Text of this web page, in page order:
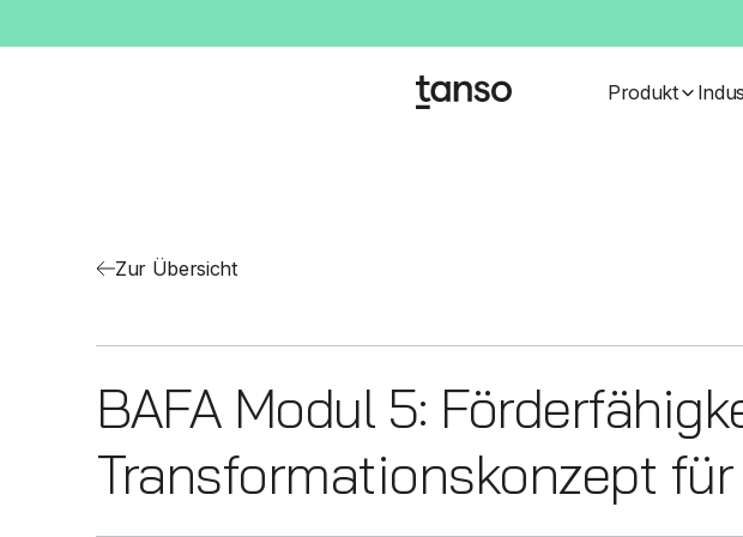
Produkt
Zur Übersicht
BAFA Modul 5:
Transformationskonzept